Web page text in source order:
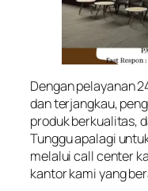
Dengan pelayanan
dan terjangkau,
produk berkualitas,
Tunggu apalagi
melalui call center
kantor kami yang